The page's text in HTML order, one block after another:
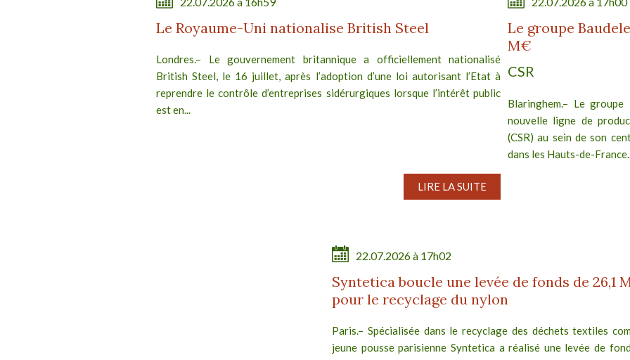
Le Royaume-Uni nationalise British Steel
Londres.– Le gouvernement britannique a officiellement nationalisé
British Steel, le 16 juillet, après l’adoption d’une loi autorisant l’Etat à
reprendre le contrôle d’entreprises sidérurgiques lorsque l’intérêt public
est en...
LIRE LA SUITE
Le groupe
M€
CSR
Blaringhem.– Le
nouvelle ligne de
(CSR) au sein de son
dans les Hauts-de-
22.07.2026 à 17h02
Syntetica boucle une levée de fonds de 26,1
pour le recyclage du nylon
Paris.– Spécialisée dans le recyclage des déchets textiles
jeune pousse parisienne Syntetica a réalisé une levée de